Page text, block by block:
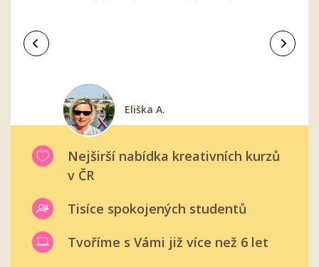
Předchozí Další
Eliška A.
Barbora T.
Pavel K.
Miroslav S.
Zuzka N.
Nejširší nabídka kreativních kurzů
v ČR
Tisíce spokojených studentů
Tvoříme s Vámi již více než 6 let